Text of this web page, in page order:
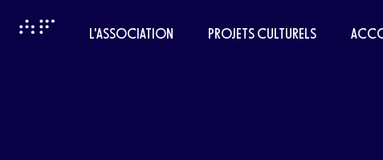
L'ASSOCIATION PROJETS CULTURELS